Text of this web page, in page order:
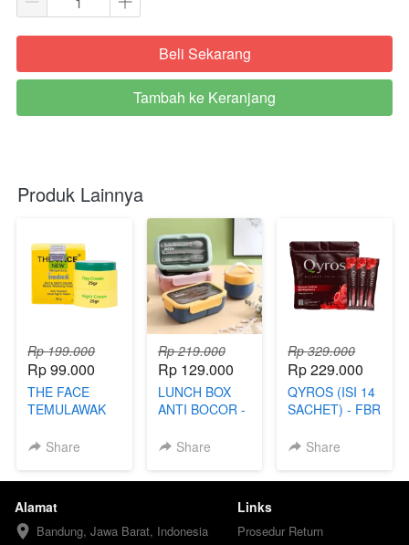
`Beli Sekarang
`
Tambah ke Keranjang
Produk Lainnya
Rp 199.000
Rp 99.000
THE FACE
TEMULAWAK
Share
Rp 219.000
Rp 129.000
LUNCH BOX
ANTI BOCOR -
Share
Rp 329.000
Rp 229.000
QYROS (ISI 14
SACHET) - FBR
Share
Alamat
Bandung, Jawa Barat, Indonesia
Links
Prosedur Return